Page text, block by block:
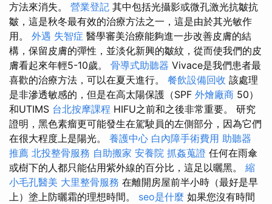
方法來消失。 營業登記 其中包括光攝影或微孔激光抗皺抗
皺，這是秋冬最有效的治療方法之一，這是由於其光敏作
用。 外遇 失智症 醫學審美治療能夠進一步改善皮膚的結
構，保留皮膚的彈性，並淡化新興的皺紋，從而使我們的皮
膚看起來年輕5-10歲。 骨導式助聽器 Vivace是我們患者最
喜歡的治療方法，可以在夏天進行。 餐飲設備回收 該處理
是非滲透敏感的，但是在高太陽保護（SPF 外燴廠商 50）
和UTIMS 台北按摩課程 HIFU之前和之後非常重要。 研究
證明，黑色素瘤更可能發生在駕駛員的左側部分，因為它們
在很大程度上是陽光。 養護中心 白內障手術費用 助聽器
推薦 北投整骨服務 自助搬家 安養院 抓姦蒐證 任何在雨傘
或樹下的人都只能佔用紫外線的百分比，這足以曬黑。 縮
小毛孔醫美 大里整骨服務 在離開房屋前半小時（最好是早
上）塗上防曬霜的理想時間。 seo是什麼 如果您沒有時間